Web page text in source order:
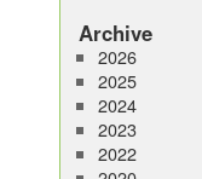
Archive
2026
2025
2024
2023
2022